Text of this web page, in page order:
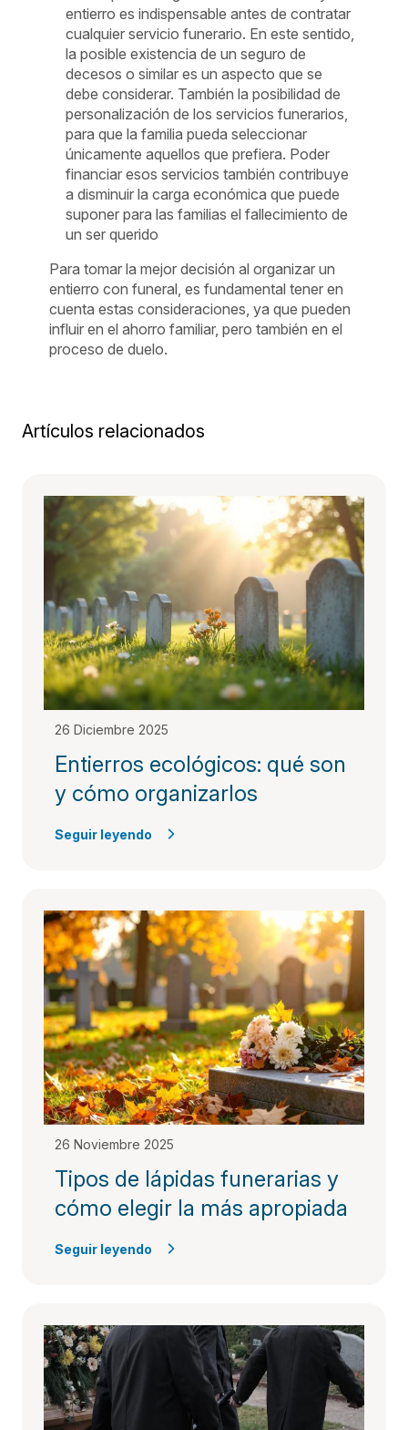
entierro es indispensable antes de contratar
cualquier servicio funerario. En este sentido,
la posible existencia de un seguro de
decesos o similar es un aspecto que se
debe considerar. También la posibilidad de
personalización de los servicios funerarios,
para que la familia pueda seleccionar
únicamente aquellos que prefiera. Poder
financiar esos servicios también contribuye
a disminuir la carga económica que puede
suponer para las familias el fallecimiento de
un ser querido
Para tomar la mejor decisión al organizar un
entierro con funeral, es fundamental tener en
cuenta estas consideraciones, ya que pueden
influir en el ahorro familiar, pero también en el
proceso de duelo.
Artículos relacionados
26 Diciembre 2025
Entierros ecológicos: qué son
y cómo organizarlos
Seguir leyendo
26 Noviembre 2025
Tipos de lápidas funerarias y
cómo elegir la más apropiada
Seguir leyendo